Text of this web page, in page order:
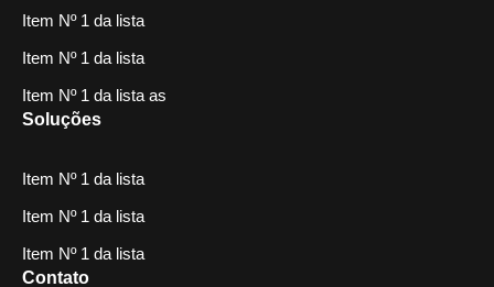
Item Nº 1 da lista
Item Nº 1 da lista
Item Nº 1 da lista as
Soluções
Item Nº 1 da lista
Item Nº 1 da lista
Item Nº 1 da lista
Contato